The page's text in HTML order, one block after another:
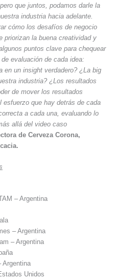
que juntos, podamos darle la
industria hacia adelante.
cómo los desafíos de negocio
priorizan la buena creatividad y
puntos clave para chequear
evaluación de cada idea:
en un insight verdadero? ¿La big
industria? ¿Los resultados
de mover los resultados
esfuerzo que hay detrás de cada
a cada una, evaluando lo
allá del video caso
de Cerveza Corona,
– Argentina
– Argentina
– Argentina
Argentina
Unidos